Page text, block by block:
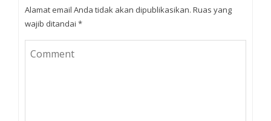
Alamat email Anda tidak akan dipublikasikan. Ruas yang
wajib ditandai *